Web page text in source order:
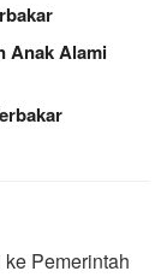
Anak Alami
Pemerintah